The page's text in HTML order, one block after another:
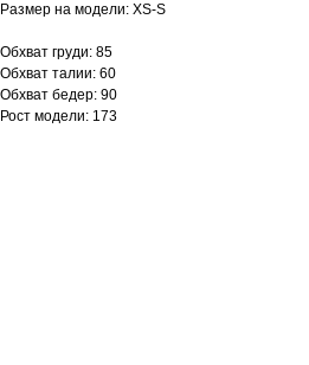
Размер на модели: XS-S
Обхват груди: 85
Обхват талии: 60
Обхват бедер: 90
Рост модели: 173